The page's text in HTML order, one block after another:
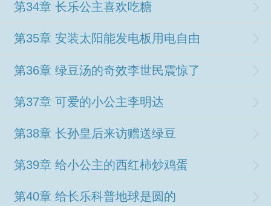
第34章 长乐公主喜欢吃糖
第35章 安装太阳能发电板用电自由
第36章 绿豆汤的奇效李世民震惊了
第37章 可爱的小公主李明达
第38章 长孙皇后来访赠送绿豆
第39章 给小公主的西红柿炒鸡蛋
第40章 给长乐科普地球是圆的